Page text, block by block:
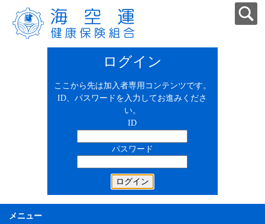
ログイン
ここから先は加入者専用コンテンツです。
ID、パスワードを入力してお進みくださ
い。
ID
パスワード
メニュー